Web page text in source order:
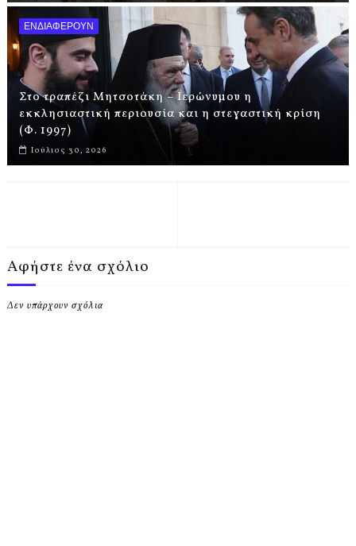
ΕΝΔΙΑΦΕΡΟΥΝ
Στο τραπέζι Μητσοτάκη – Ιερώνυμου η
εκκλησιαστική περιουσία και η στεγαστική κρίση
(Φ. 1997)
Ιούλιος 30, 2026
Αφήστε ένα σχόλιο
Δεν υπάρχουν σχόλια